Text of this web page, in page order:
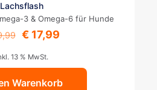
Lachsflash
3 & Omega-6 für Hunde
Ursprünglicher
war:
€ 19,99
€17,99Aktueller
€ 17,99.
13 % MwSt.
Warenkorb